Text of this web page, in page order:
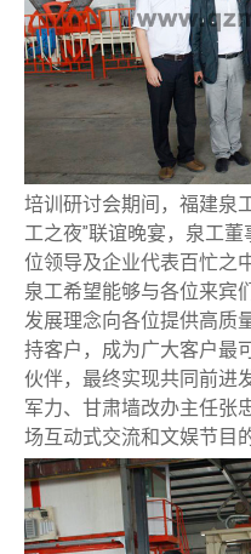
培训研讨会期间，福建泉
工之夜”联谊晚宴，泉工
位领导及企业代表百忙之
泉工希望能够与各位来宾
发展理念向各位提供高质
持客户，成为广大客户最
伙伴，最终实现共同前进
军力、甘肃墙改办主任张
场互动式交流和文娱节目